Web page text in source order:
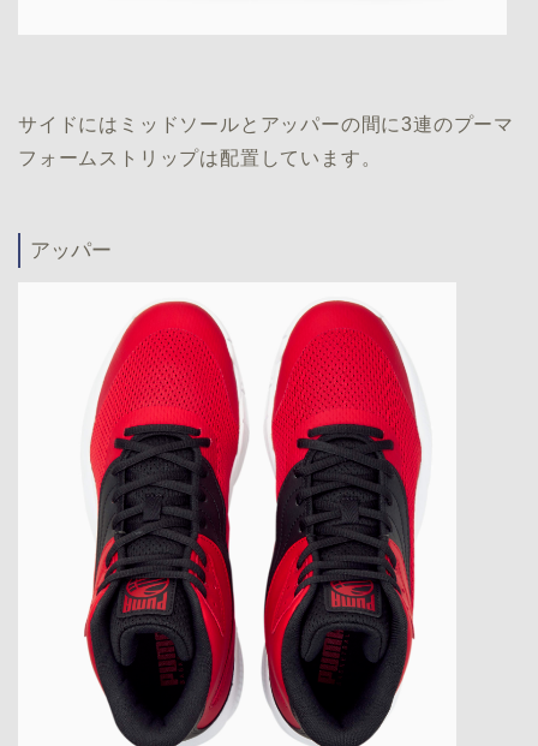
サイドにはミッドソールとアッパーの間に3連のプーマ
フォームストリップは配置しています。
アッパー